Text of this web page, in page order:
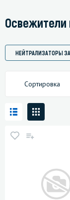
Освежители
НЕЙТРАЛИЗАТОРЫ
Сортировка